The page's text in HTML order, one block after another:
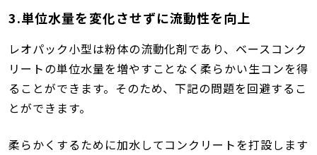
3.単位水量を変化させずに流動性を向上
レオパック小型は粉体の流動化剤であり、ベースコンク
リートの単位水量を増やすことなく柔らかい生コンを得
ることができます。そのため、下記の問題を回避するこ
とができます。
柔らかくするために加水してコンクリートを打設します